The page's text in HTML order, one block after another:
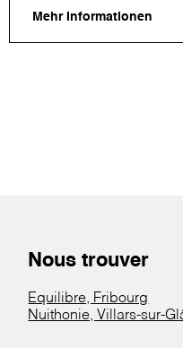
Mehr Informationen
Nous trouver
Equilibre, Fribourg
Nuithonie, Villars-sur-